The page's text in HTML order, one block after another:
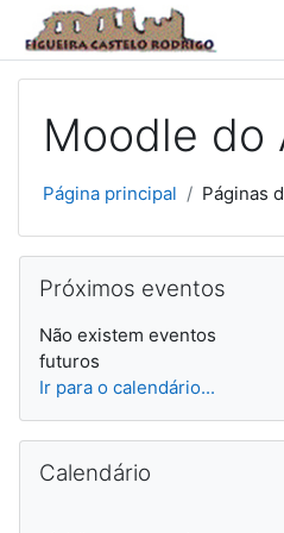
Ir para o conteúdo principal
Moodle do
Página principal Páginas
Próximos eventos
Não existem eventos
futuros
Ir para o calendário...
Calendário